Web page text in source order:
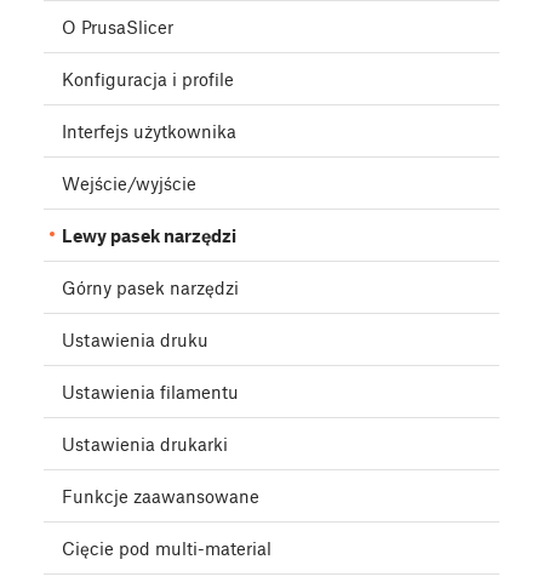
O PrusaSlicer
Konfiguracja i profile
Interfejs użytkownika
Wejście/wyjście
Lewy pasek narzędzi
Górny pasek narzędzi
Ustawienia druku
Ustawienia filamentu
Ustawienia drukarki
Funkcje zaawansowane
Cięcie pod multi-material